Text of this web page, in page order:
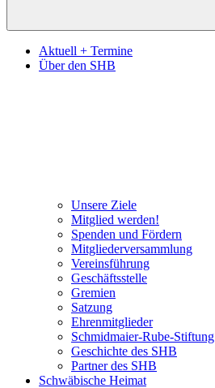
Aktuell + Termine
Über den SHB
Unsere Ziele
Mitglied werden!
Spenden und Fördern
Mitgliederversammlung
Vereinsführung
Geschäftsstelle
Gremien
Satzung
Ehrenmitglieder
Schmidmaier-Rube-Stiftung
Geschichte des SHB
Partner des SHB
Schwäbische Heimat